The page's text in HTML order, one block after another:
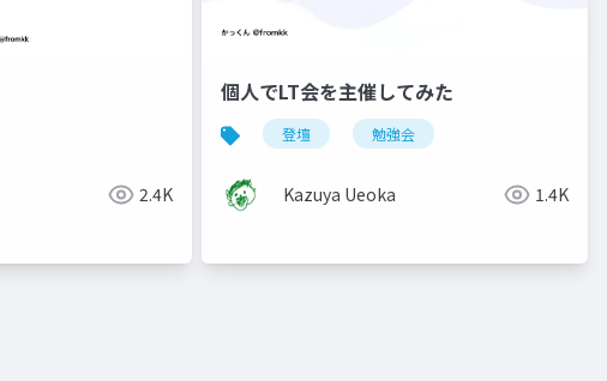
2.4K
個人でLT会を主催してみた
登壇 勉強会
Kazuya Ueoka 1.4K